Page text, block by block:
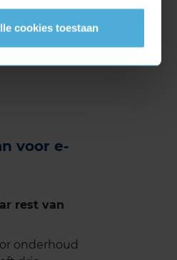
cookies toestaan
zestien
voor e-
rest van
onderhoud